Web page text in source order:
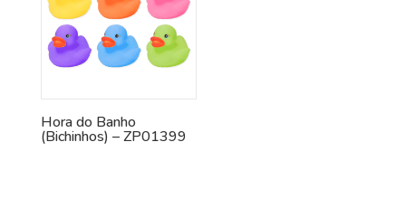
Hora do Banho
(Bichinhos) – ZP01399